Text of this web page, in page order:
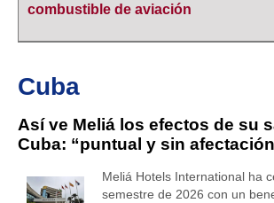
combustible de aviación
Cuba
Así ve Meliá los efectos de su
Cuba: “puntual y sin
Meliá Hotels International ha
semestre de 2026 con un